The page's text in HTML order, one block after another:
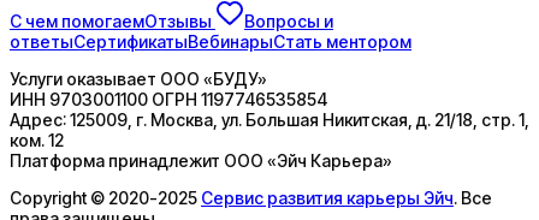
С чем помогаемОтзывы
Вопросы и
ответыСертификатыВебинарыСтать ментором
Услуги оказывает ООО «БУДУ»
ИНН 9703001100 ОГРН 1197746535854
Адрес:125009, г. Москва, ул. Большая Никитская, д. 21/18, стр. 1,
ком. 12
Платформа принадлежит ООО «Эйч Карьера»
Copyright © 2020-2025 Сервис развития карьеры Эйч. Все